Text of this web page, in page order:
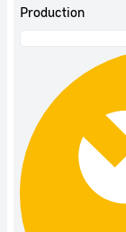
Production